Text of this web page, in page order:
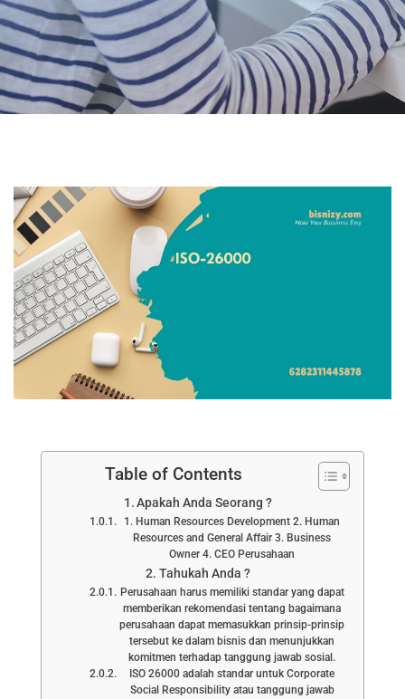
Table of Contents
Apakah Anda Seorang ?
1. Human Resources Development 2. Human
Resources and General Affair 3. Business
Owner 4. CEO Perusahaan
Tahukah Anda ?
Perusahaan harus memiliki standar yang dapat
memberikan rekomendasi tentang bagaimana
perusahaan dapat memasukkan prinsip-prinsip
tersebut ke dalam bisnis dan menunjukkan
komitmen terhadap tanggung jawab sosial.
ISO 26000 adalah standar untuk Corporate
Social Responsibility atau tanggung jawab